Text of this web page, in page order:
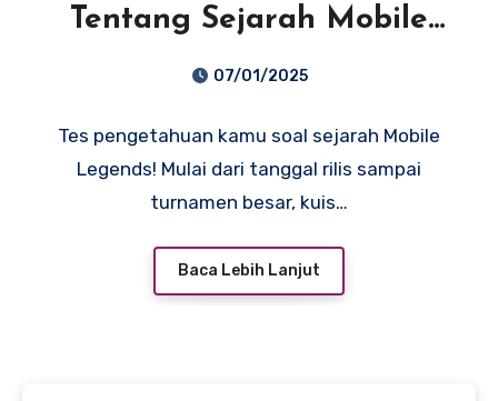
Tentang Sejarah Mobile
Legends? Coba Ikutan
07/01/2025
Tes pengetahuan kamu soal sejarah Mobile
Legends! Mulai dari tanggal rilis sampai
turnamen besar, kuis…
Baca Lebih Lanjut